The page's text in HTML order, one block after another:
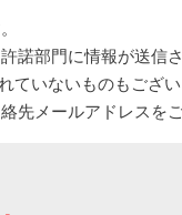
諾部門に情報が送信
ていないものもござ
先メールアドレスを